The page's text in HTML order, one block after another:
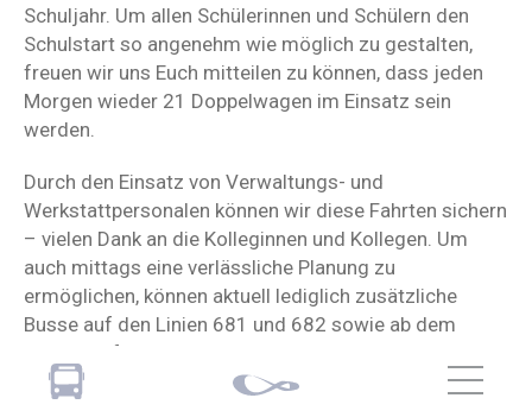
Schuljahr. Um allen Schülerinnen und Schülern den
Schulstart so angenehm wie möglich zu gestalten,
freuen wir uns Euch mitteilen zu können, dass jeden
Morgen wieder 21 Doppelwagen im Einsatz sein
werden.
Durch den Einsatz von Verwaltungs- und
Werkstattpersonalen können wir diese Fahrten sichern
– vielen Dank an die Kolleginnen und Kollegen. Um
auch mittags eine verlässliche Planung zu
ermöglichen, können aktuell lediglich zusätzliche
Busse auf den Linien 681 und 682 sowie ab dem
Kannenhof eingesetzt werden.
Aushangfahrpläne zu diesen Sonderwagen sind an